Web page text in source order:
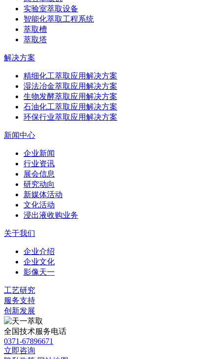
实验室萃取设备
智能化萃取工程系统
萃取槽
萃取塔
解决方案
精细化工萃取应用解决方案
湿法冶金萃取应用解决方案
生物发酵萃取应用解决方案
石油化工萃取应用解决方案
环保行业萃取应用解决方案
新闻中心
企业新闻
行业资讯
展会信息
研究动向
新媒体活动
文化活动
浸出液收购业务
关于我们
企业介绍
企业文化
影像天一
工艺研究
服务支持
创新发展
全国技术服务电话
0371-67896671
立即咨询